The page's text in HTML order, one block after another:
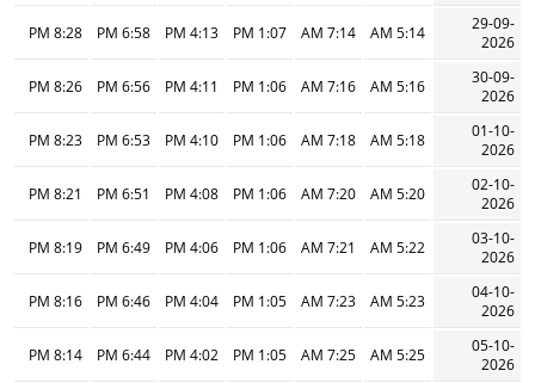
29-09-
2026
5:14 AM
7:14 AM
1:07 PM
4:13 PM
6:58 PM
8:28 PM
30-09-
2026
5:16 AM
7:16 AM
1:06 PM
4:11 PM
6:56 PM
8:26 PM
01-10-
2026
5:18 AM
7:18 AM
1:06 PM
4:10 PM
6:53 PM
8:23 PM
02-10-
2026
5:20 AM
7:20 AM
1:06 PM
4:08 PM
6:51 PM
8:21 PM
03-10-
2026
5:22 AM
7:21 AM
1:06 PM
4:06 PM
6:49 PM
8:19 PM
04-10-
2026
5:23 AM
7:23 AM
1:05 PM
4:04 PM
6:46 PM
8:16 PM
05-10-
2026
5:25 AM
7:25 AM
1:05 PM
4:02 PM
6:44 PM
8:14 PM